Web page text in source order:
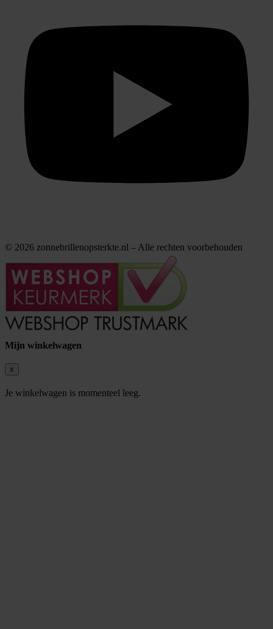
© 2026 zonnebrillenopsterkte.nl – Alle rechten voorbehouden
Mijn winkelwagen
x
Je winkelwagen is momenteel leeg.